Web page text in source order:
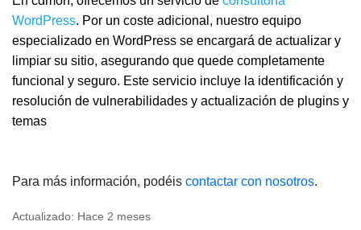
WordPress. Por un coste adicional, nuestro equipo
especializado en WordPress se encargará de actualizar y
limpiar su sitio, asegurando que quede completamente
funcional y seguro. Este servicio incluye la identificación y
resolución de vulnerabilidades y actualización de plugins y
temas
Para más información, podéis contactar con nosotros.
Actualizado: Hace 2 meses